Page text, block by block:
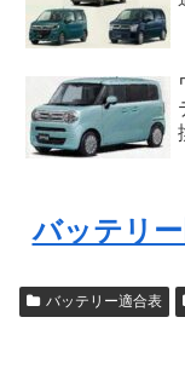
バッテリ
バッテリー適合表